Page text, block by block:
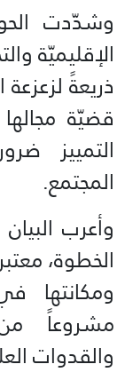
وشدّدت
الإقليميّة
ذريعةً
قضيّة
التمييز
المجتمع.
وأعرب
الخطوة،
ومكانتها
مشروعاً
والقدوات